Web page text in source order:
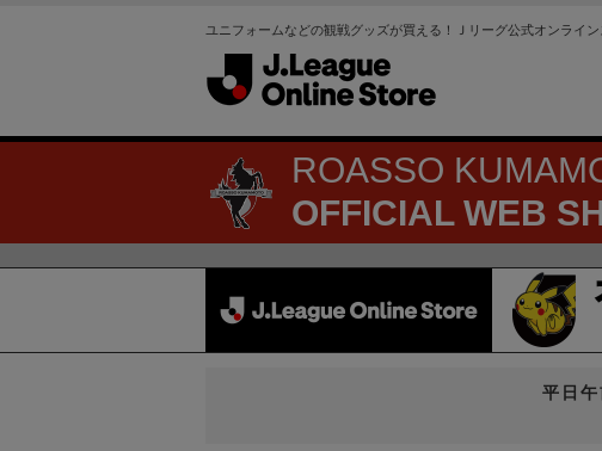
ユニフォームなどの観戦グッズが買える！Ｊリーグ公式オンライン
ROASSO
OFFICIAL WEB
平日